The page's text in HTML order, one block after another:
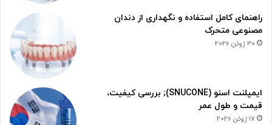
راهنمای کامل استفاده و نگهداری از دندان
مصنوعی متحرک
30 ژوئن 2026
ایمپلنت اسنو (SNUCONE); بررسی کیفیت،
قیمت و طول عمر
17 ژوئن 2026